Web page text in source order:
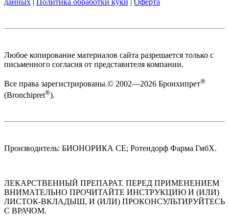
Любое копирование материалов сайта разрешается только с
письменного согласия от представителя компании.
Все права зарегистрированы.© 2002—2026 Бронхипрет®
(Bronchipret®).
Производитель: БИОНОРИКА СЕ; Ротендорф Фарма ГмбХ.
ЛЕКАРСТВЕННЫЙ ПРЕПАРАТ. ПЕРЕД ПРИМЕНЕНИЕМ
ВНИМАТЕЛЬНО ПРОЧИТАЙТЕ ИНСТРУКЦИЮ И (ИЛИ)
ЛИСТОК-ВКЛАДЫШ, И (ИЛИ) ПРОКОНСУЛЬТИРУЙТЕСЬ
С ВРАЧОМ.